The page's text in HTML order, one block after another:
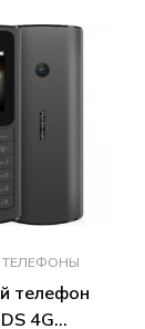
телефон
4G